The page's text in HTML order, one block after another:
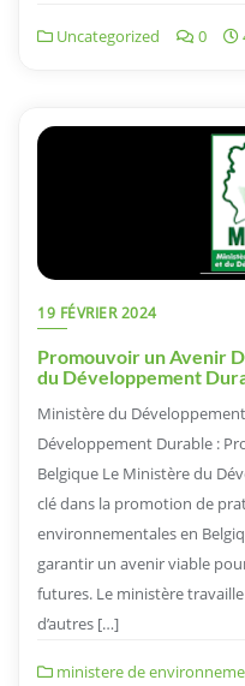
Uncategorized 0
19 FÉVRIER 2024
Promouvoir un Avenir
du Développement
Ministère du
Développement Durable :
Belgique Le Ministère du
clé dans la promotion de
environnementales en
garantir un avenir viable
futures. Le ministère
d’autres […]
ministere de